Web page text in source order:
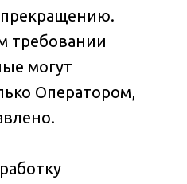
требовании
могут
Оператором,